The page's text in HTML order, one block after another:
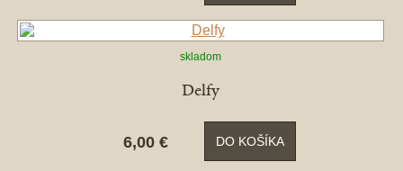
skladom
Delfy
6,00 € DO KOŠÍKA